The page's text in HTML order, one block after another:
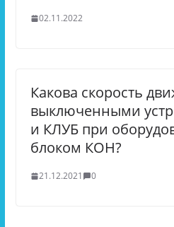
02.11.2022
Какова скорость
выключенными
и КЛУБ при
блоком КОН?
21.12.2021 0